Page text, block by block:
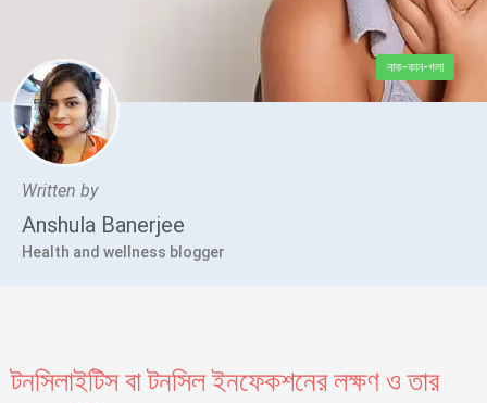
নাক-কান-গলা
Written by
Anshula Banerjee
Health and wellness blogger
টনসিলাইটিস বা টনসিল ইনফেকশনের লক্ষণ ও তার